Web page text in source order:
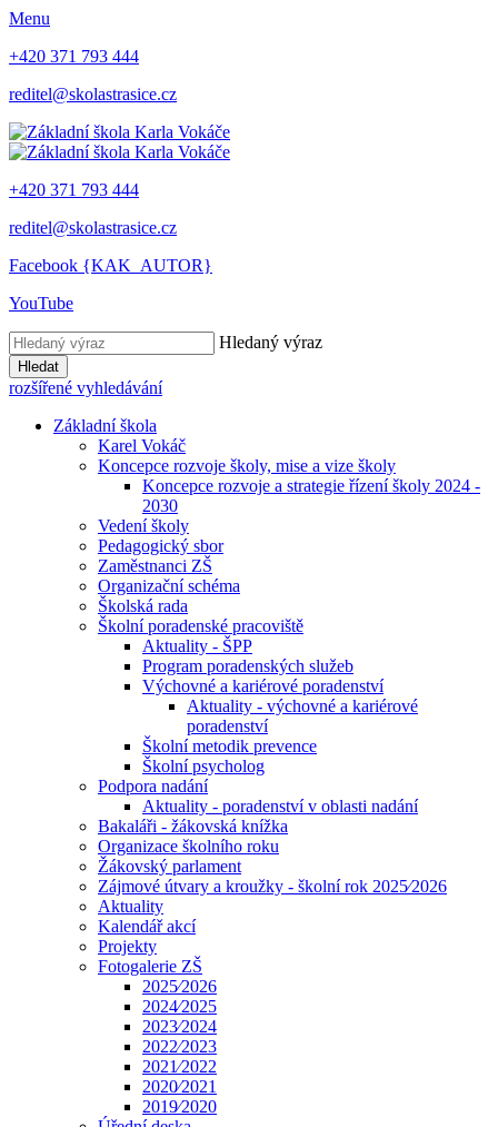
Menu
+420 371 793 444
reditel@skolastrasice.cz
+420 371 793 444
reditel@skolastrasice.cz
Facebook {KAK_AUTOR}
YouTube
Hledaný výraz
Hledat
rozšířené vyhledávání
Základní škola
Karel Vokáč
Koncepce rozvoje školy, mise a vize školy
Koncepce rozvoje a strategie řízení školy 2024 -
2030
Vedení školy
Pedagogický sbor
Zaměstnanci ZŠ
Organizační schéma
Školská rada
Školní poradenské pracoviště
Aktuality - ŠPP
Program poradenských služeb
Výchovné a kariérové poradenství
Aktuality - výchovné a kariérové
poradenství
Školní metodik prevence
Školní psycholog
Podpora nadání
Aktuality - poradenství v oblasti nadání
Bakaláři - žákovská knížka
Organizace školního roku
Žákovský parlament
Zájmové útvary a kroužky - školní rok 2025⁄2026
Aktuality
Kalendář akcí
Projekty
Fotogalerie ZŠ
2025⁄2026
2024⁄2025
2023⁄2024
2022⁄2023
2021⁄2022
2020⁄2021
2019⁄2020